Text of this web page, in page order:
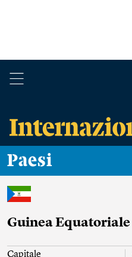
Paesi
Guinea Equatoriale
Capitale